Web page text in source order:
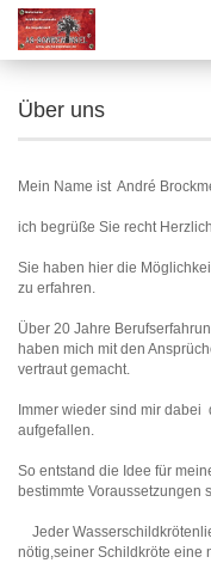
Über uns
Mein Name ist André
ich begrüße Sie recht
Sie haben hier die
zu erfahren.
Über 20 Jahre
haben mich mit den
vertraut gemacht.
Immer wieder sind mir
aufgefallen.
So entstand die Idee für
bestimmte Voraussetzungen
Jeder
nötig,seiner Schildkröte eine